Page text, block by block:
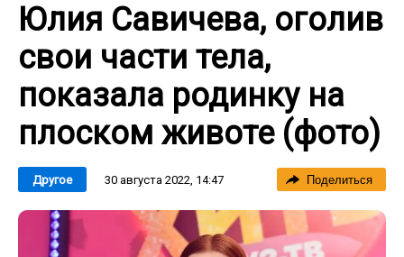
Юлия Савичева, оголив
свои части тела,
показала родинку на
плоском животе (фото)
Другое 30 августа 2022, 14:47 Поделиться